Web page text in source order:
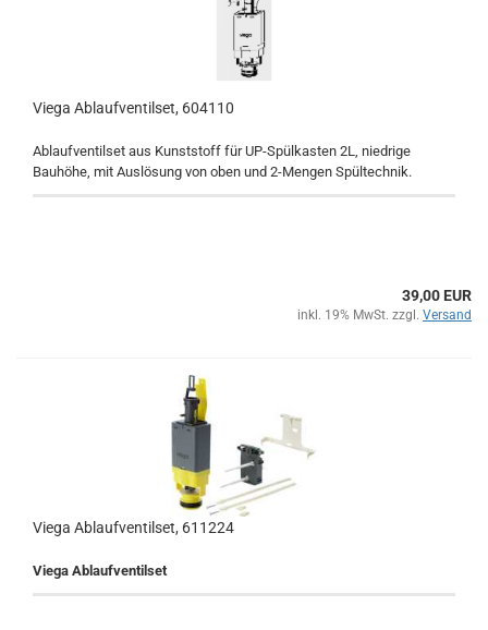
Viega Ablaufventilset, 604110
Ablaufventilset aus Kunststoff für UP-Spülkasten 2L, niedrige
Bauhöhe, mit Auslösung von oben und 2-Mengen Spültechnik.
39,00 EUR
inkl. 19% MwSt. zzgl. Versand
Viega Ablaufventilset, 611224
Viega Ablaufventilset